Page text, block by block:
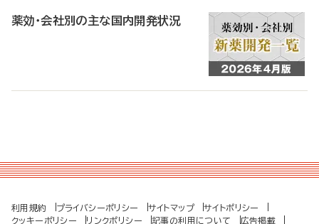
薬効・会社別の主な国内開発状況
利用規約 プライバシーポリシー サイトマップ
サイトポリシー
クッキーポリシー
リンクポリシー 記事の利用について 広告掲載